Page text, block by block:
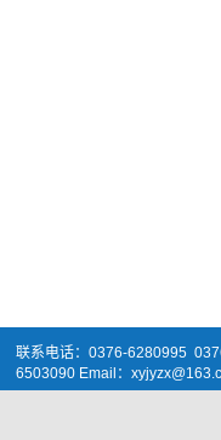
联系电话：0376-6280995
6503090 Email：